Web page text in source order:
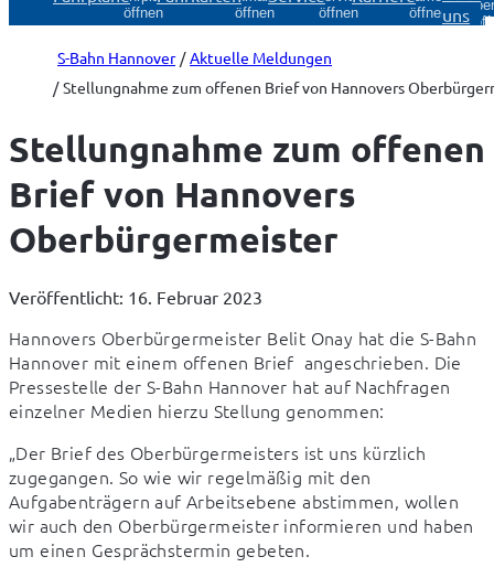
öffnen
öffnen
öffnen
öffnenuns
S-Bahn Hannover
Aktuelle Meldungen
Stellungnahme zum offenen Brief von Hannovers
Stellungnahme zum offenen
Brief von Hannovers
Oberbürgermeister
Veröffentlicht: 16. Februar 2023
Hannovers Oberbürgermeister Belit Onay hat die S-Bahn
Hannover mit einem offenen Brief  angeschrieben. Die
Pressestelle der S-Bahn Hannover hat auf Nachfragen
einzelner Medien hierzu Stellung genommen:
„Der Brief des Oberbürgermeisters ist uns kürzlich
zugegangen. So wie wir regelmäßig mit den
Aufgabenträgern auf Arbeitsebene abstimmen, wollen
wir auch den Oberbürgermeister informieren und haben
um einen Gesprächstermin gebeten.